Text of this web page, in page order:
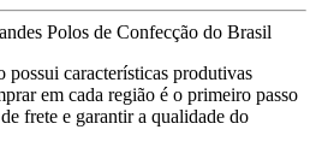
Polos de Confecção do Brasil
características produtivas
em cada região é o primeiro passo
frete e garantir a qualidade do